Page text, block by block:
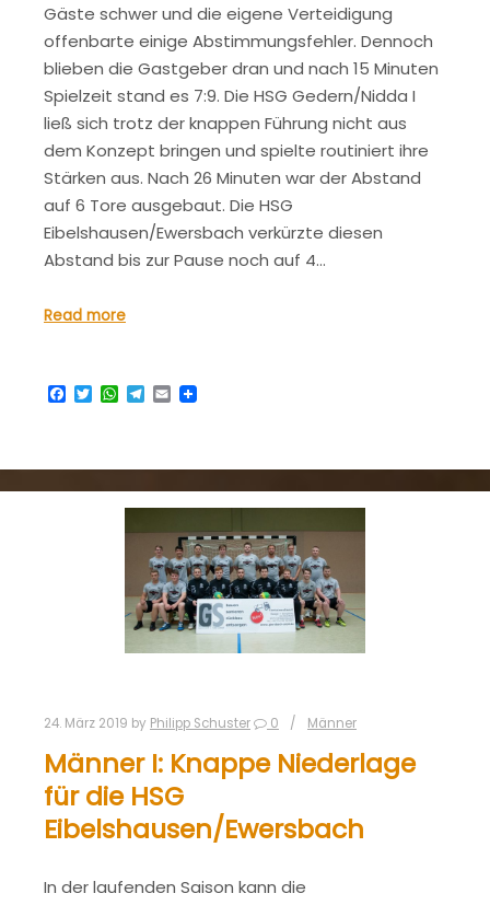
Gäste schwer und die eigene Verteidigung
offenbarte einige Abstimmungsfehler. Dennoch
blieben die Gastgeber dran und nach 15 Minuten
Spielzeit stand es 7:9. Die HSG Gedern/Nidda I
ließ sich trotz der knappen Führung nicht aus
dem Konzept bringen und spielte routiniert ihre
Stärken aus. Nach 26 Minuten war der Abstand
auf 6 Tore ausgebaut. Die HSG
Eibelshausen/Ewersbach verkürzte diesen
Abstand bis zur Pause noch auf 4…
Read more
Facebook
TwitterWhatsApp
Telegram
Email
24. März 2019 by Philipp Schuster 0 Männer
Männer I: Knappe Niederlage
für die HSG
Eibelshausen/Ewersbach
In der laufenden Saison kann die